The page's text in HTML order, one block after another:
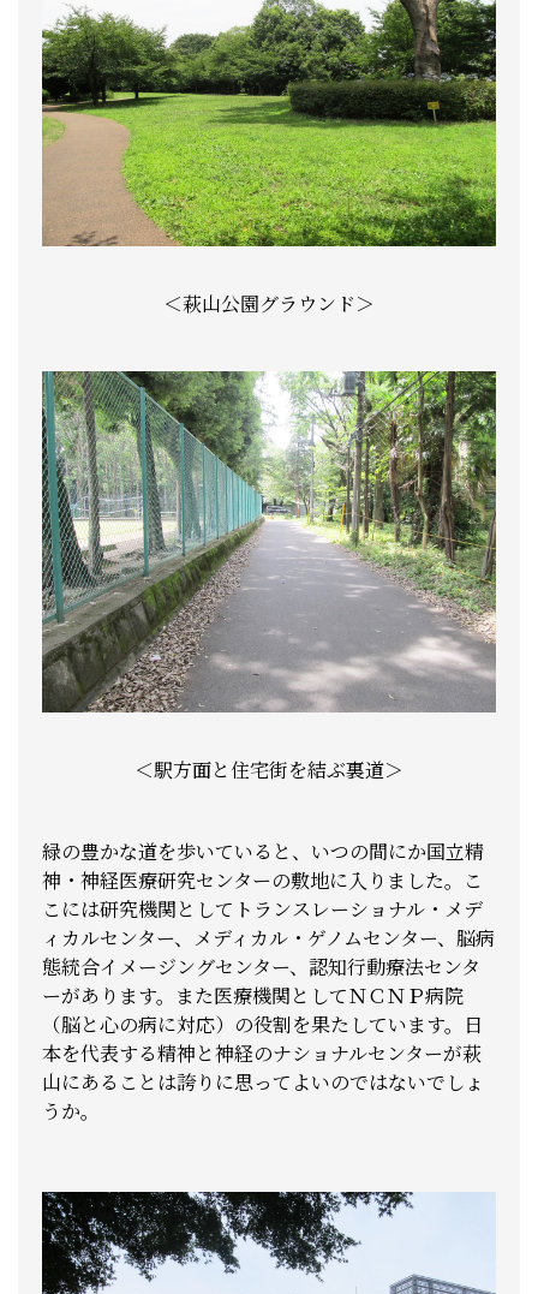
＜萩山公園グラウンド＞
＜駅方面と住宅街を結ぶ裏道＞
緑の豊かな道を歩いていると、いつの間にか国立精
神・神経医療研究センターの敷地に入りました。こ
こには研究機関としてトランスレーショナル・メデ
ィカルセンター、メディカル・ゲノムセンター、脳病
態統合イメージングセンター、認知行動療法センタ
ーがあります。また医療機関としてＮＣＮＰ病院
（脳と心の病に対応）の役割を果たしています。日
本を代表する精神と神経のナショナルセンターが萩
山にあることは誇りに思ってよいのではないでしょ
うか。